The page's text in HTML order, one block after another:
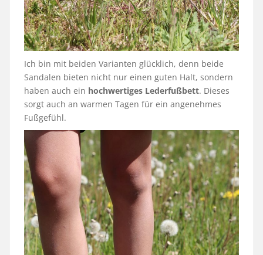
Ich bin mit beiden Varianten glücklich, denn beide
Sandalen bieten nicht nur einen guten Halt, sondern
haben auch ein hochwertiges Lederfußbett. Dieses
sorgt auch an warmen Tagen für ein angenehmes
Fußgefühl.